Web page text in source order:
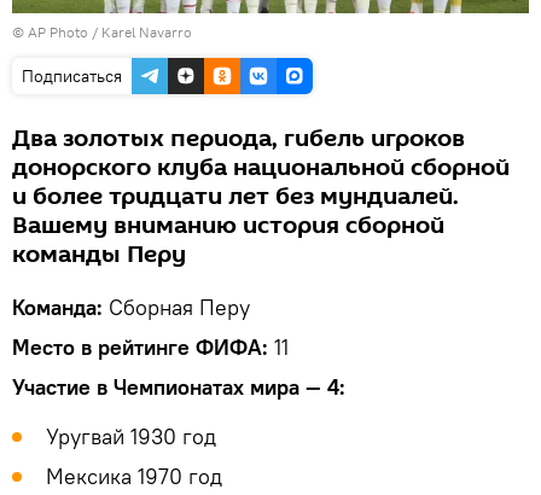
© AP Photo / Karel Navarro
Подписаться
Два золотых периода, гибель игроков
донорского клуба национальной сборной
и более тридцати лет без мундиалей.
Вашему вниманию история сборной
команды Перу
Команда: Сборная Перу
Место в рейтинге ФИФА: 11
Участие в Чемпионатах мира — 4:
Уругвай 1930 год
Мексика 1970 год